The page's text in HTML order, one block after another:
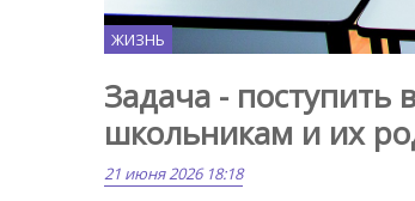
ЖИЗНЬ
Задача - поступить
школьникам и их
21 июня 2026 18:18